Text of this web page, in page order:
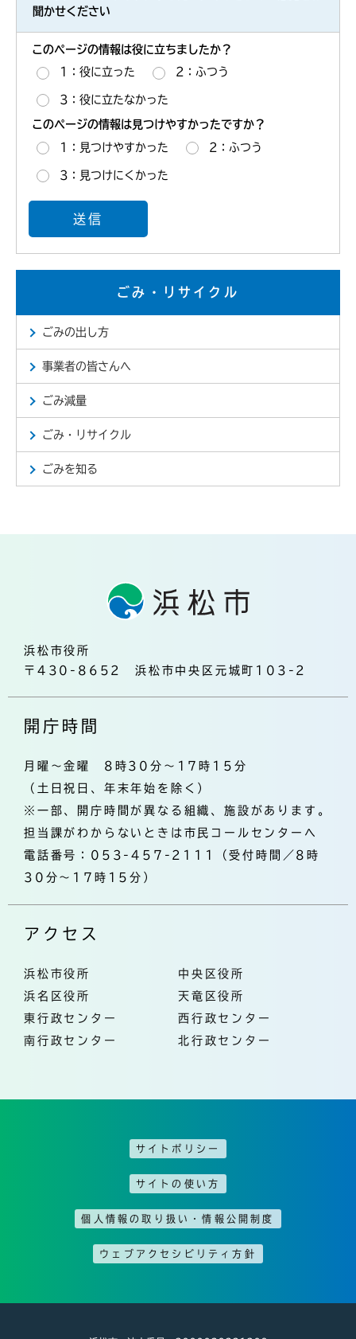
ごみ・リサイクル
ごみの出し方
事業者の皆さんへ
ごみ減量
ごみ・リサイクル
ごみを知る
聞かせください
このページの情報は役に立ちましたか？
1：役に立った 2：ふつう
3：役に立たなかった
このページの情報は見つけやすかったですか？
1：見つけやすかった 2：ふつう
3：見つけにくかった
浜松市役所
〒430-8652 浜松市中央区元城町103-2
開庁時間
月曜～金曜 8時30分～17時15分
（土日祝日、年末年始を除く）
※一部、開庁時間が異なる組織、施設があります。
担当課がわからないときは市民コールセンターへ
電話番号：053-457-2111（受付時間／8時
30分～17時15分）
アクセス
浜松市役所
中央区役所
浜名区役所
天竜区役所
東行政センター
西行政センター
南行政センター
北行政センター
サイトポリシー
サイトの使い方
個人情報の取り扱い・情報公開制度
ウェブアクセシビリティ方針